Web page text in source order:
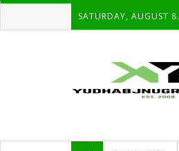
SATURDAY, AUGUST 8.